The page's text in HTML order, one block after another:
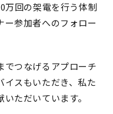
万回の架電を行う体制
ー参加者へのフォロー
でつなげるアプローチ
イスもいただき、私た
ただいています。